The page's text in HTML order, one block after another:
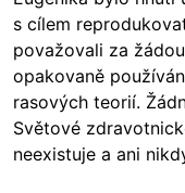
s cílem
považovali za
opakovaně
rasových teorií.
Světové
neexistuje a ani